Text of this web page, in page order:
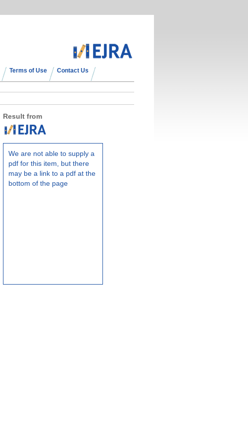
Terms of Use Contact Us
Result from
We are not able to supply a
pdf for this item, but there
may be a link to a pdf at the
bottom of the page